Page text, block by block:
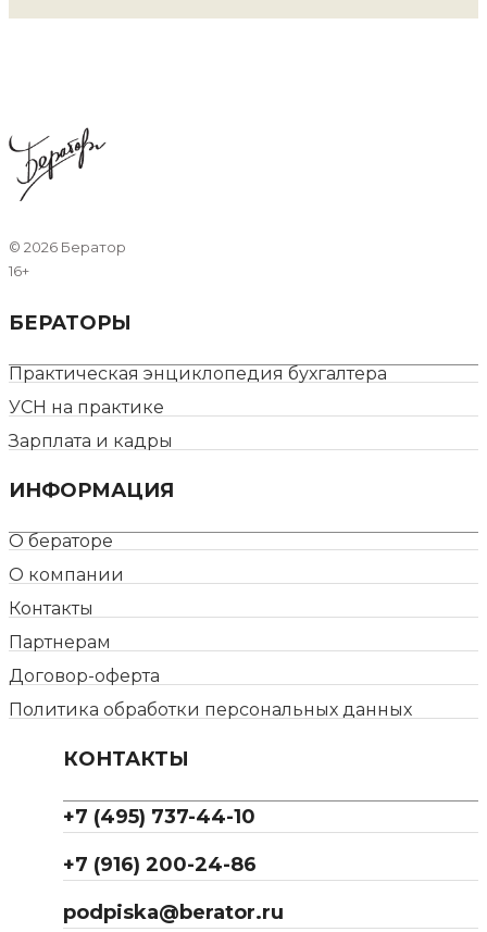
© 2026 Бератор
16+
БЕРАТОРЫ
Практическая энциклопедия бухгалтера
УСН на практике
Зарплата и кадры
ИНФОРМАЦИЯ
О бераторе
О компании
Контакты
Партнерам
Договор-оферта
Политика обработки персональных данных
КОНТАКТЫ
+7 (495) 737-44-10
+7 (916) 200-24-86
podpiska@berator.ru